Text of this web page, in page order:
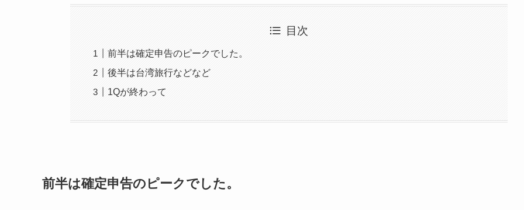
目次
前半は確定申告のピークでした。
後半は台湾旅行などなど
1Qが終わって
前半は確定申告のピークでした。